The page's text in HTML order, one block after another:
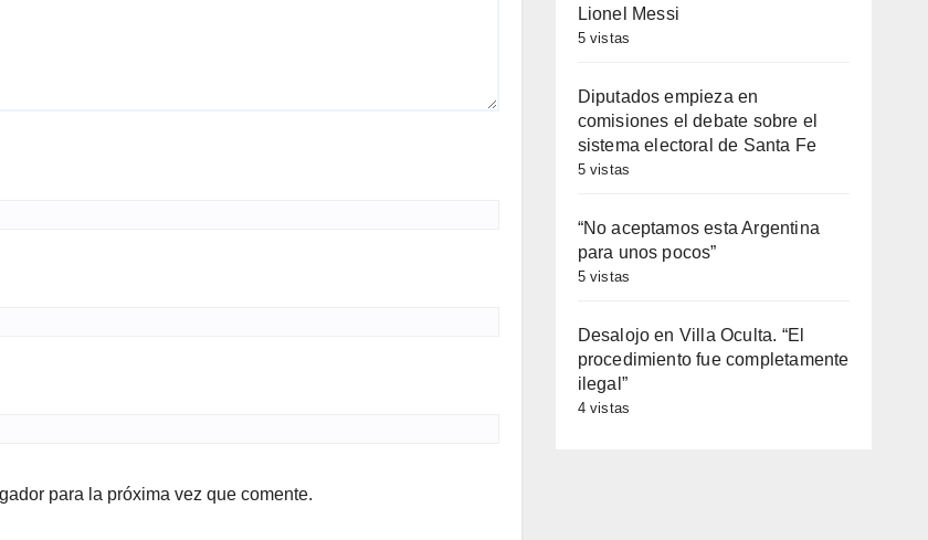
para la próxima vez que comente.
Lionel Messi
5 vistas
Diputados empieza en
comisiones el debate sobre el
sistema electoral de Santa Fe
5 vistas
“No aceptamos esta Argentina
para unos pocos”
5 vistas
Desalojo en Villa Oculta. “El
procedimiento fue completamente
ilegal”
4 vistas